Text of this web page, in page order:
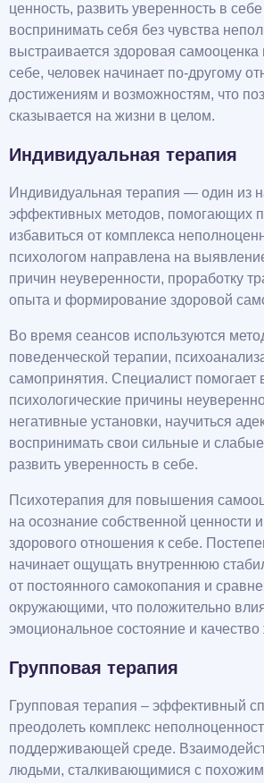
ценность, развить уверенность в
воспринимать себя без чувства
выстраивается здоровая самооценка
себе, человек начинает по-другому
достижениям и возможностям, что
сказывается на жизни в целом.
Индивидуальная терапия
Индивидуальная терапия — один из
эффективных методов, помогающих
избавиться от комплекса
психологом направлена на
причин неуверенности, проработку
опыта и формирование здоровой
Во время сеансов используются
поведенческой терапии,
самопринятия. Специалист помогает
психологические причины
негативные установки, научиться
воспринимать свои сильные и
развить уверенность в себе.
Психотерапия для повышения
на осознание собственной ценности
здорового отношения к себе.
начинает ощущать внутреннюю
от постоянного самокопания и
окружающими, что положительно
эмоциональное состояние и качество
Групповая терапия
Групповая терапия – эффективный
преодолеть комплекс
поддерживающей среде.
людьми, сталкивающимися с